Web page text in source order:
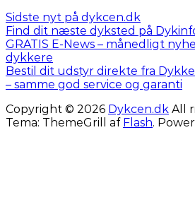
Sidste nyt på dykcen.dk
Find dit næste dyksted på
GRATIS E-News – månedligt
dykkere
Bestil dit udstyr direkte fra
– samme god service og garanti
Copyright © 2026 Dykcen.dk All
Tema: ThemeGrill af Flash.